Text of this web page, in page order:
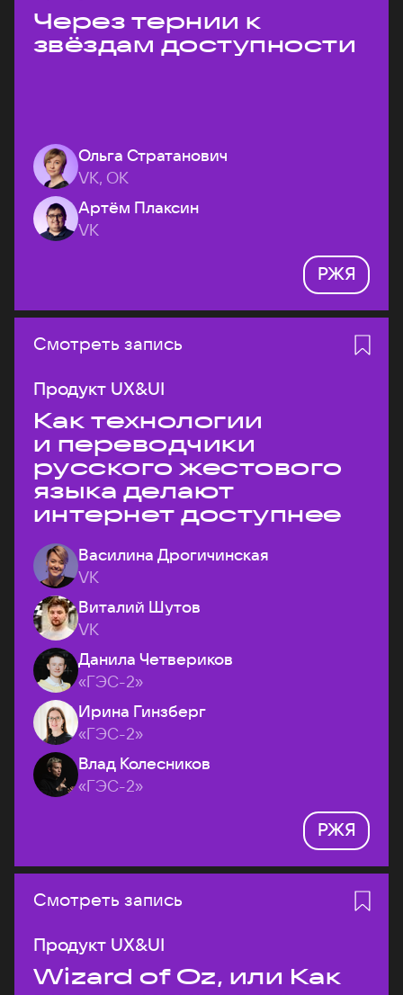
Через тернии к
звёздам доступности
Ольга Стратанович
VK, ОК
Артём Плаксин
VK
РЖЯ
Смотреть запись
Продукт UX&UI
Как технологии
и переводчики
русского жестового
языка делают
интернет доступнее
Василина Дрогичинская
VK
Виталий Шутов
VK
Данила Четвериков
«ГЭС-2»
Ирина Гинзберг
«ГЭС-2»
Влад Колесников
«ГЭС-2»
РЖЯ
Смотреть запись
Продукт UX&UI
Wizard of Oz, или Как